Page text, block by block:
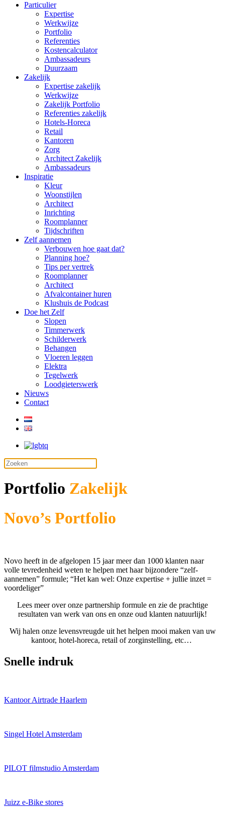
Particulier
Expertise
Werkwijze
Portfolio
Referenties
Kostencalculator
Ambassadeurs
Duurzaam
Zakelijk
Expertise zakelijk
Werkwijze
Zakelijk Portfolio
Referenties zakelijk
Hotels-Horeca
Retail
Kantoren
Zorg
Architect Zakelijk
Ambassadeurs
Inspiratie
Kleur
Woonstijlen
Architect
Inrichting
Roomplanner
Tijdschriften
Zelf aannemen
Verbouwen hoe gaat dat?
Planning hoe?
Tips per vertrek
Roomplanner
Architect
Afvalcontainer huren
Klushuis de Podcast
Doe het Zelf
Slopen
Timmerwerk
Schilderwerk
Behangen
Vloeren leggen
Elektra
Tegelwerk
Loodgieterswerk
Nieuws
Contact
Portfolio Zakelijk
Novo’s Portfolio
Novo heeft in de afgelopen 15 jaar meer dan 1000 klanten naar
volle tevredenheid weten te helpen met haar bijzondere “zelf-
aannemen” formule; “Het kan wel: Onze expertise + jullie inzet =
voordeliger”
Lees meer over onze partnership formule en zie de prachtige
resultaten van werk van ons en onze oud klanten natuurlijk!
Wij halen onze levensvreugde uit het helpen mooi maken van uw
kantoor, hotel-horeca, retail of zorginstelling, etc…
Snelle indruk
Kantoor Airtrade Haarlem
Singel Hotel Amsterdam
PILOT filmstudio Amsterdam
Juizz e-Bike stores